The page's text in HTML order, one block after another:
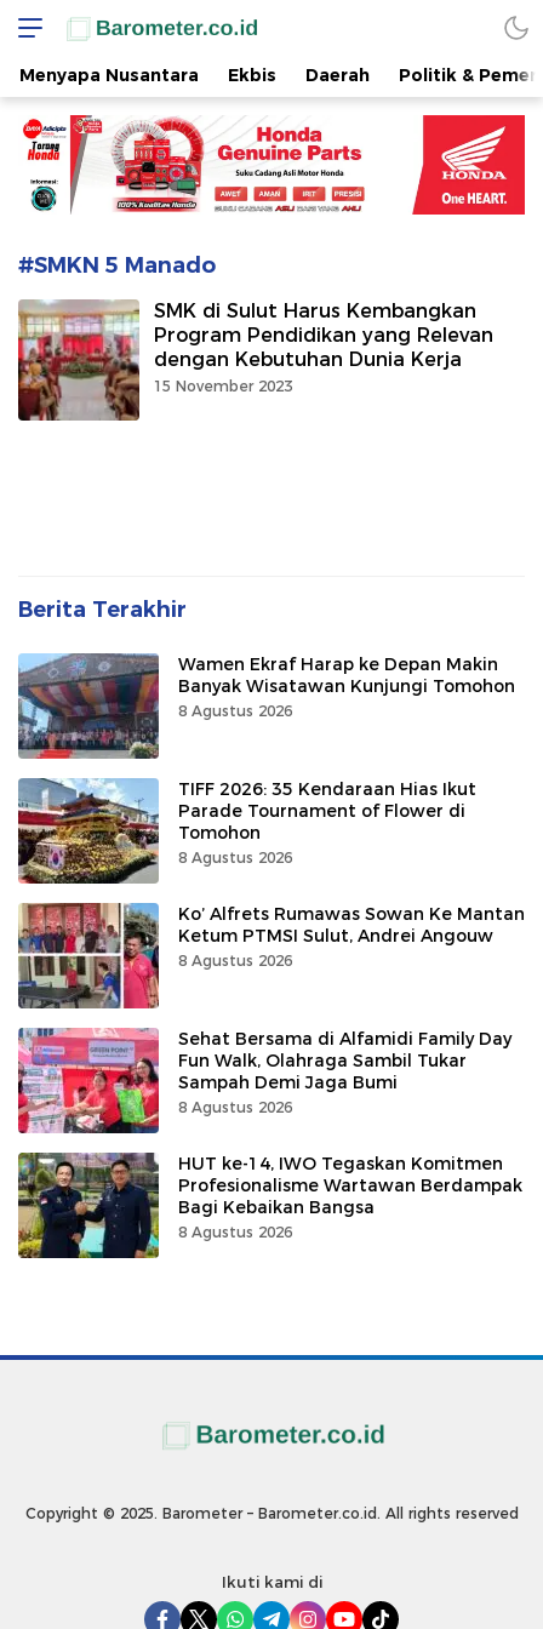
www.barometer.co.id
Berita Terkini di Sulawesi Utara
Menyapa Nusantara Ekbis Daerah Politik &
#SMKN 5 Manado
SMK di Sulut Harus Kembangkan
Program Pendidikan yang Relevan
dengan Kebutuhan Dunia Kerja
15 November 2023
Berita Terakhir
Wamen Ekraf Harap ke Depan Makin
Banyak Wisatawan Kunjungi Tomohon
8 Agustus 2026
TIFF 2026: 35 Kendaraan Hias Ikut
Parade Tournament of Flower di
Tomohon
8 Agustus 2026
Ko’ Alfrets Rumawas Sowan Ke Mantan
Ketum PTMSI Sulut, Andrei Angouw
8 Agustus 2026
Sehat Bersama di Alfamidi Family Day
Fun Walk, Olahraga Sambil Tukar
Sampah Demi Jaga Bumi
8 Agustus 2026
HUT ke-14, IWO Tegaskan Komitmen
Profesionalisme Wartawan Berdampak
Bagi Kebaikan Bangsa
8 Agustus 2026
Copyright © 2025. Barometer – Barometer.co.id. All rights reserved
Ikuti kami di